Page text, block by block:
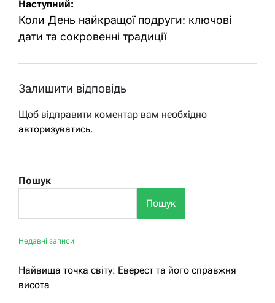
Наступний:
Коли День найкращої подруги: ключові
дати та сокровенні традиції
Залишити відповідь
Щоб відправити коментар вам необхідно
авторизуватись.
Пошук
Пошук
Недавні записи
Найвища точка світу: Еверест та його справжня
висота